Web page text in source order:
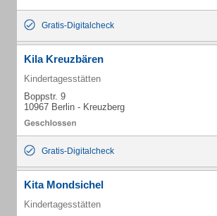
Gratis-Digitalcheck
Kila Kreuzbären
Kindertagesstätten
Boppstr. 9
10967 Berlin - Kreuzberg
Gratis-Digitalcheck
Kita Mondsichel
Kindertagesstätten